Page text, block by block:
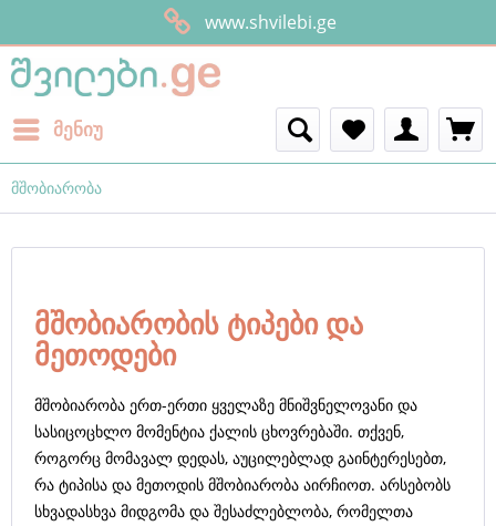
www.shvilebi.ge
მენიუ
მშობიარობა
მშობიარობის ტიპები და
მეთოდები
მშობიარობა ერთ-ერთი ყველაზე მნიშვნელოვანი და
სასიცოცხლო მომენტია ქალის ცხოვრებაში. თქვენ,
როგორც მომავალ დედას, აუცილებლად გაინტერესებთ,
რა ტიპისა და მეთოდის მშობიარობა აირჩიოთ. არსებობს
სხვადასხვა მიდგომა და შესაძლებლობა, რომელთა